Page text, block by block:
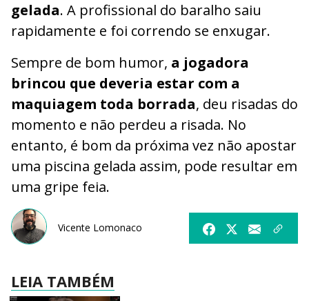
gelada. A profissional do baralho saiu
rapidamente e foi correndo se enxugar.
Sempre de bom humor, a jogadora
brincou que deveria estar com a
maquiagem toda borrada, deu risadas do
momento e não perdeu a risada. No
entanto, é bom da próxima vez não apostar
uma piscina gelada assim, pode resultar em
uma gripe feia.
Vicente Lomonaco
LEIA TAMBÉM